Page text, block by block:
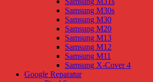
Samsung M30s
Samsung M30
Samsung M20
Samsung M13
Samsung M12
Samsung M11
Samsung X-Cover 4
Google Reparatur